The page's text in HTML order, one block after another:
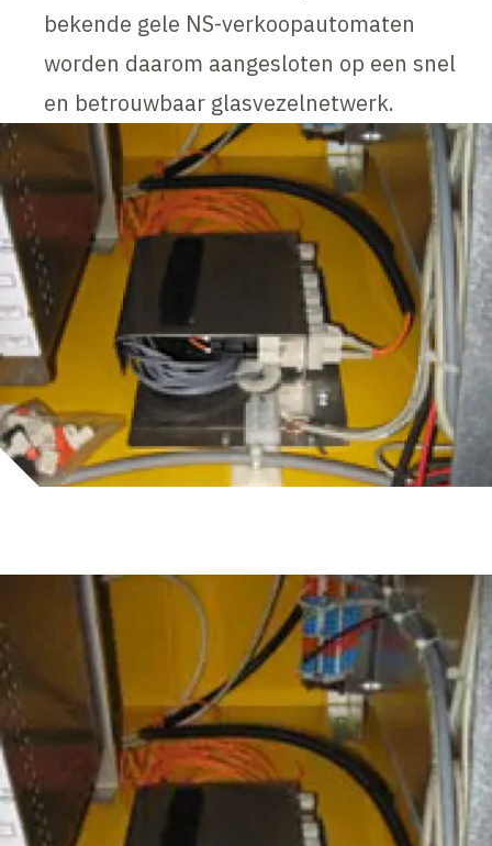
bekende gele NS-verkoopautomaten
worden daarom aangesloten op een snel
en betrouwbaar glasvezelnetwerk.